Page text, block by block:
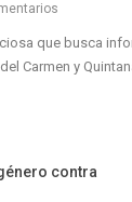
que busca
Carmen y
contra